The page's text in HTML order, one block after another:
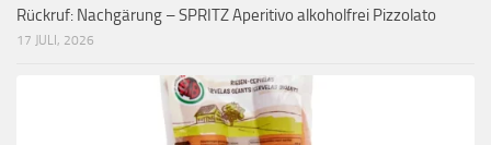
Rückruf: Nachgärung – SPRITZ Aperitivo alkoholfrei Pizzolato
17 JULI, 2026